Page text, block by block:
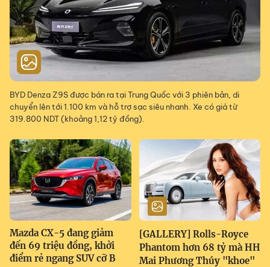
BYD Denza Z9S được bán ra tại Trung Quốc với 3 phiên bản, di
chuyển lên tới 1.100 km và hỗ trợ sạc siêu nhanh. Xe có giá từ
319.800 NDT (khoảng 1,12 tỷ đồng).
Mazda CX-5 đang giảm
đến 69 triệu đồng, khởi
điểm rẻ ngang SUV cỡ B
[GALLERY] Rolls-Royce
Phantom hơn 68 tỷ mà HH
Mai Phương Thúy "khoe"